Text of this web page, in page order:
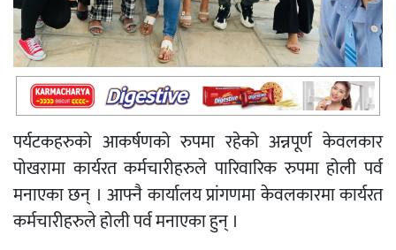
पर्यटकहरुको आकर्षणको रुपमा रहेको अन्नपूर्ण केवलकार
पोखरामा कार्यरत कर्मचारीहरुले पारिवारिक रुपमा होली पर्व
मनाएका छन् । आफ्नै कार्यालय प्रांगणमा केवलकारमा कार्यरत
कर्मचारीहरुले होली पर्व मनाएका हुन् ।